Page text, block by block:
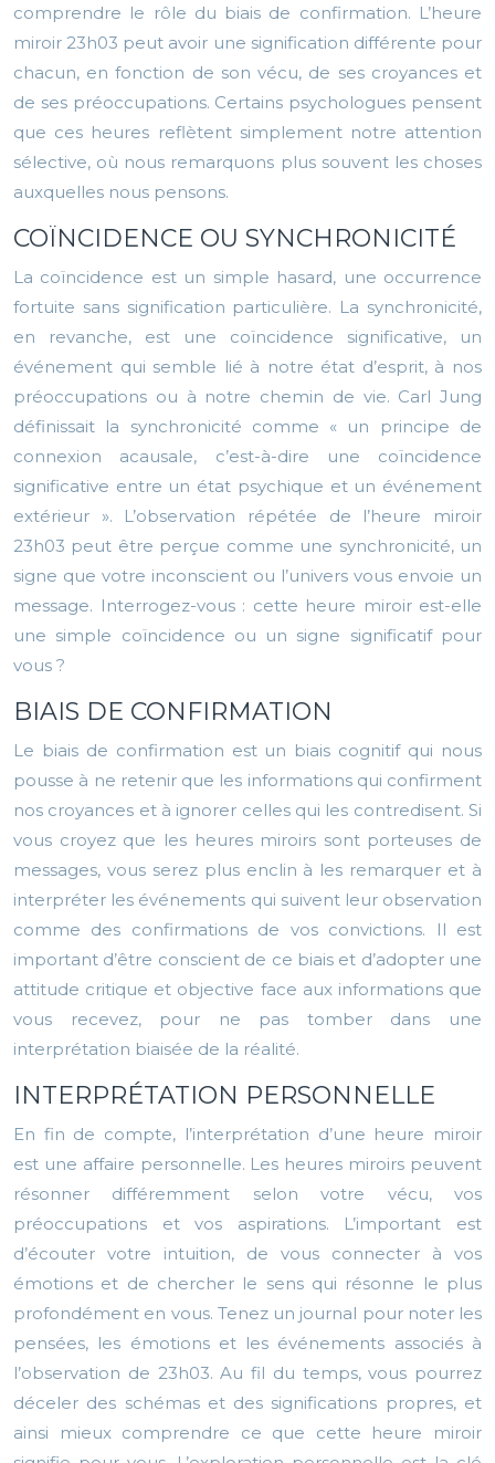
comprendre le rôle du biais de confirmation. L’heure
miroir 23h03 peut avoir une signification différente pour
chacun, en fonction de son vécu, de ses croyances et
de ses préoccupations. Certains psychologues pensent
que ces heures reflètent simplement notre attention
sélective, où nous remarquons plus souvent les choses
auxquelles nous pensons.
COÏNCIDENCE OU SYNCHRONICITÉ
La coïncidence est un simple hasard, une occurrence
fortuite sans signification particulière. La synchronicité,
en revanche, est une coïncidence significative, un
événement qui semble lié à notre état d’esprit, à nos
préoccupations ou à notre chemin de vie. Carl Jung
définissait la synchronicité comme « un principe de
connexion acausale, c’est-à-dire une coïncidence
significative entre un état psychique et un événement
extérieur ». L’observation répétée de l’heure miroir
23h03 peut être perçue comme une synchronicité, un
signe que votre inconscient ou l’univers vous envoie un
message. Interrogez-vous : cette heure miroir est-elle
une simple coïncidence ou un signe significatif pour
vous ?
BIAIS DE CONFIRMATION
Le biais de confirmation est un biais cognitif qui nous
pousse à ne retenir que les informations qui confirment
nos croyances et à ignorer celles qui les contredisent. Si
vous croyez que les heures miroirs sont porteuses de
messages, vous serez plus enclin à les remarquer et à
interpréter les événements qui suivent leur observation
comme des confirmations de vos convictions. Il est
important d’être conscient de ce biais et d’adopter une
attitude critique et objective face aux informations que
vous recevez, pour ne pas tomber dans une
interprétation biaisée de la réalité.
INTERPRÉTATION PERSONNELLE
En fin de compte, l’interprétation d’une heure miroir
est une affaire personnelle. Les heures miroirs peuvent
résonner différemment selon votre vécu, vos
préoccupations et vos aspirations. L’important est
d’écouter votre intuition, de vous connecter à vos
émotions et de chercher le sens qui résonne le plus
profondément en vous. Tenez un journal pour noter les
pensées, les émotions et les événements associés à
l’observation de 23h03. Au fil du temps, vous pourrez
déceler des schémas et des significations propres, et
ainsi mieux comprendre ce que cette heure miroir